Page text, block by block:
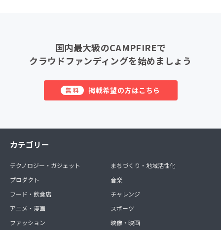
国内最大級のCAMPFIREで
クラウドファンディングを始めましょう
無料 掲載希望の方はこちら
カテゴリー
テクノロジー・ガジェット
プロダクト
フード・飲食店
アニメ・漫画
ファッション
まちづくり・地域活性化
音楽
チャレンジ
スポーツ
映像・映画